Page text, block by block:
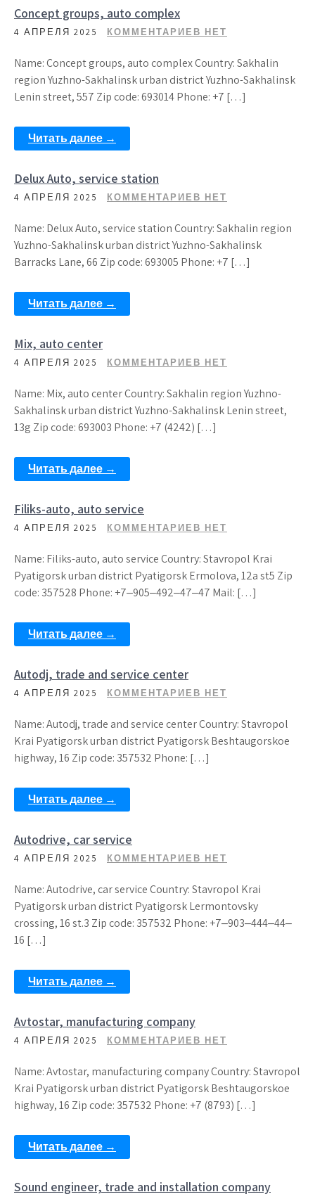
Concept groups, auto complex
4 АПРЕЛЯ 2025 КОММЕНТАРИЕВ НЕТ
Name: Concept groups, auto complex Country: Sakhalin
region Yuzhno-Sakhalinsk urban district Yuzhno-Sakhalinsk
Lenin street, 557 Zip code: 693014 Phone: +7 […]
Читать далее →
Delux Auto, service station
4 АПРЕЛЯ 2025 КОММЕНТАРИЕВ НЕТ
Name: Delux Auto, service station Country: Sakhalin region
Yuzhno-Sakhalinsk urban district Yuzhno-Sakhalinsk
Barracks Lane, 66 Zip code: 693005 Phone: +7 […]
Читать далее →
Mix, auto center
4 АПРЕЛЯ 2025 КОММЕНТАРИЕВ НЕТ
Name: Mix, auto center Country: Sakhalin region Yuzhno-
Sakhalinsk urban district Yuzhno-Sakhalinsk Lenin street,
13g Zip code: 693003 Phone: +7 (4242) […]
Читать далее →
Filiks-auto, auto service
4 АПРЕЛЯ 2025 КОММЕНТАРИЕВ НЕТ
Name: Filiks-auto, auto service Country: Stavropol Krai
Pyatigorsk urban district Pyatigorsk Ermolova, 12a st5 Zip
code: 357528 Phone: +7‒905‒492‒47‒47 Mail: […]
Читать далее →
Autodj, trade and service center
4 АПРЕЛЯ 2025 КОММЕНТАРИЕВ НЕТ
Name: Autodj, trade and service center Country: Stavropol
Krai Pyatigorsk urban district Pyatigorsk Beshtaugorskoe
highway, 16 Zip code: 357532 Phone: […]
Читать далее →
Autodrive, car service
4 АПРЕЛЯ 2025 КОММЕНТАРИЕВ НЕТ
Name: Autodrive, car service Country: Stavropol Krai
Pyatigorsk urban district Pyatigorsk Lermontovsky
crossing, 16 st.3 Zip code: 357532 Phone: +7‒903‒444‒44‒
16 […]
Читать далее →
Avtostar, manufacturing company
4 АПРЕЛЯ 2025 КОММЕНТАРИЕВ НЕТ
Name: Avtostar, manufacturing company Country: Stavropol
Krai Pyatigorsk urban district Pyatigorsk Beshtaugorskoe
highway, 16 Zip code: 357532 Phone: +7 (8793) […]
Читать далее →
Sound engineer, trade and installation company